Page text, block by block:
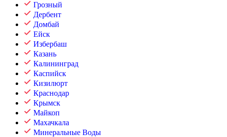
Грозный
Дербент
Домбай
Ейск
Избербаш
Казань
Калининград
Каспийск
Кизилюрт
Краснодар
Крымск
Майкоп
Махачкала
Минеральные Воды